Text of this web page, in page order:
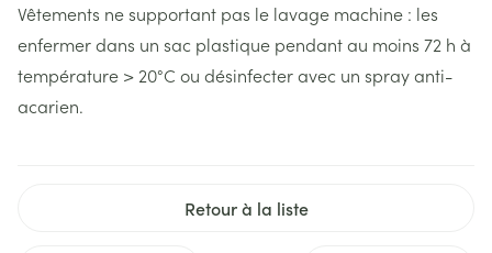
Vêtements ne supportant pas le lavage machine : les
enfermer dans un sac plastique pendant au moins 72 h à
température > 20°C ou désinfecter avec un spray anti-
acarien.
Retour à la liste